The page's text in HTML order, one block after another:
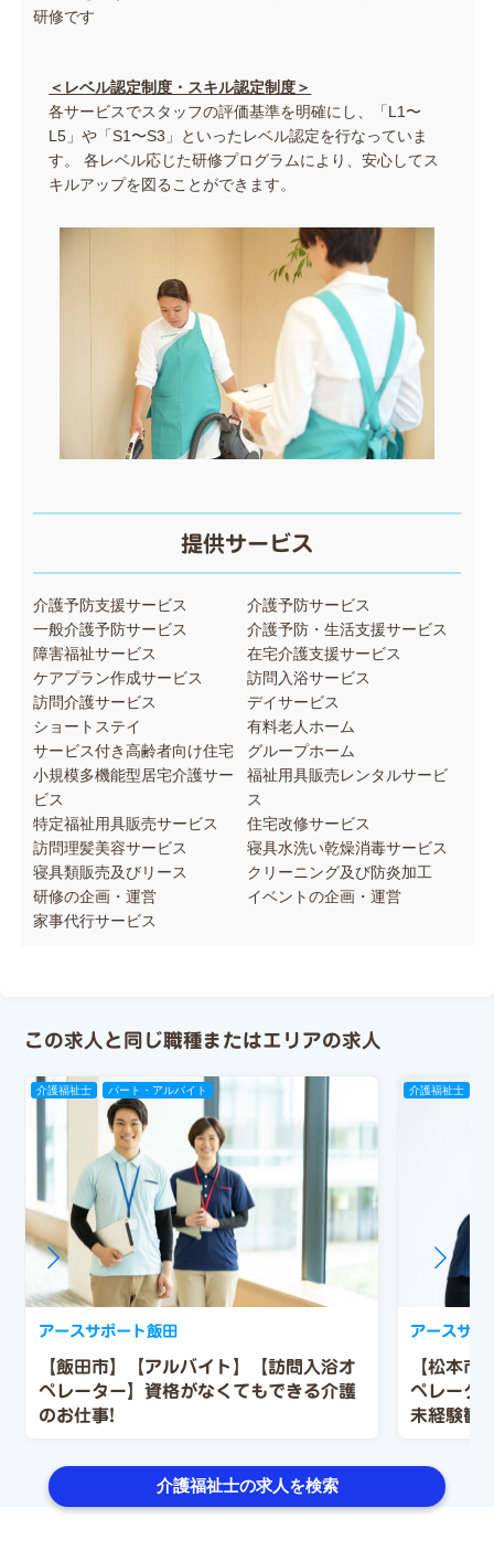
研修です
＜レベル認定制度・スキル認定制度＞
各サービスでスタッフの評価基準を明確にし、「L1〜
L5」や「S1〜S3」といったレベル認定を行なっていま
す。 各レベル応じた研修プログラムにより、安心してス
キルアップを図ることができます。
提供サービス
介護予防支援サービス
介護予防サービス
一般介護予防サービス
介護予防・生活支援サービス
障害福祉サービス
在宅介護支援サービス
ケアプラン作成サービス
訪問入浴サービス
訪問介護サービス
デイサービス
ショートステイ
有料老人ホーム
サービス付き高齢者向け住宅
グループホーム
小規模多機能型居宅介護サー
ビス
福祉用具販売レンタルサービ
ス
特定福祉用具販売サービス
住宅改修サービス
訪問理髪美容サービス
寝具水洗い乾燥消毒サービス
寝具類販売及びリース
クリーニング及び防炎加工
研修の企画・運営
イベントの企画・運営
家事代行サービス
この求人と同じ職種またはエリアの求人
介護福祉士 パート・アルバイト
【飯田市】【アルバイト】【訪問入浴オ
ペレーター】資格がなくてもできる介護
のお仕事!
アースサポート飯田
介護福祉士
【松本市
ペレータ
未経験歓
アースサポ
介護福祉士の求人を検索